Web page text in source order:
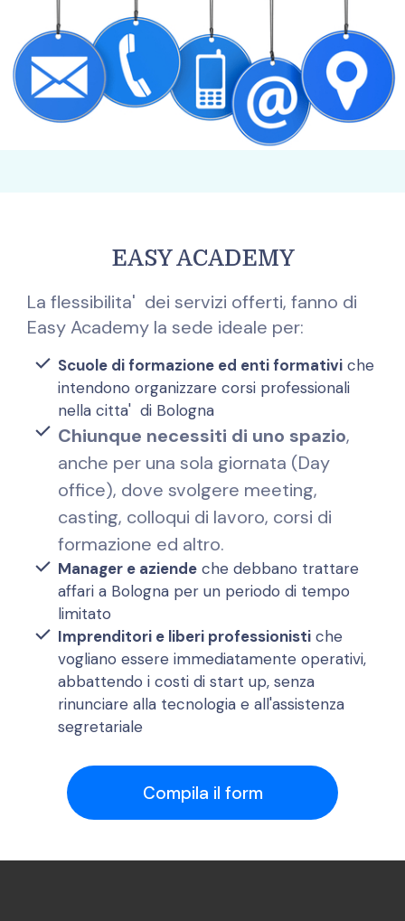
EASY ACADEMY
La flessibilita' dei servizi offerti, fanno di
Easy Academy la sede ideale per:
Scuole di formazione ed enti formativi che
intendono organizzare corsi professionali
nella citta' di Bologna
Chiunque necessiti di uno spazio,
anche per una sola giornata (Day
office), dove svolgere meeting,
casting, colloqui di lavoro, corsi di
formazione ed altro.
Manager e aziende che debbano trattare
affari a Bologna per un periodo di tempo
limitato
Imprenditori e liberi professionisti che
vogliano essere immediatamente operativi,
abbattendo i costi di start up, senza
rinunciare alla tecnologia e all'assistenza
segretariale
Compila il form